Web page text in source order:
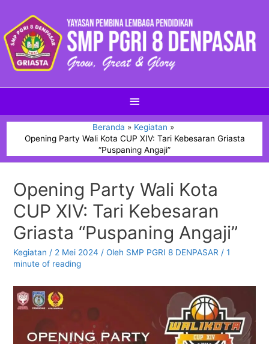
Beranda
Kegiatan
Opening Party Wali Kota CUP XIV: Tari Kebesaran Griasta
“Puspaning Angaji”
Opening Party Wali Kota
CUP XIV: Tari Kebesaran
Griasta “Puspaning Angaji”
Kegiatan / 2 Mei 2024 / Oleh SMP PGRI 8 DENPASAR / 1
minute of reading